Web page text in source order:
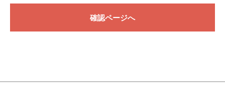
確認ページへ